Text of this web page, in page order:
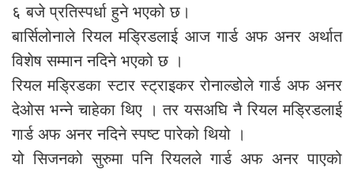
६ बजे प्रतिस्पर्धा हुने भएको छ।
बार्सिलोनाले रियल मड्रिडलाई आज गार्ड अफ अनर अर्थात
विशेष सम्मान नदिने भएको छ ।
रियल मड्रिडका स्टार स्ट्राइकर रोनाल्डोले गार्ड अफ अनर
देओस भन्ने चाहेका थिए । तर यसअघि नै रियल मड्रिडलाई
गार्ड अफ अनर नदिने स्पष्ट पारेको थियो ।
यो सिजनको सुरुमा पनि रियलले गार्ड अफ अनर पाएको